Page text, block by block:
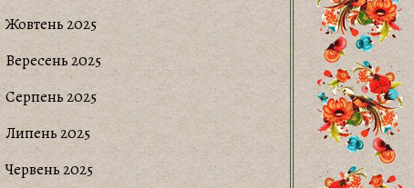
Жовтень 2025
Вересень 2025
Серпень 2025
Липень 2025
Червень 2025